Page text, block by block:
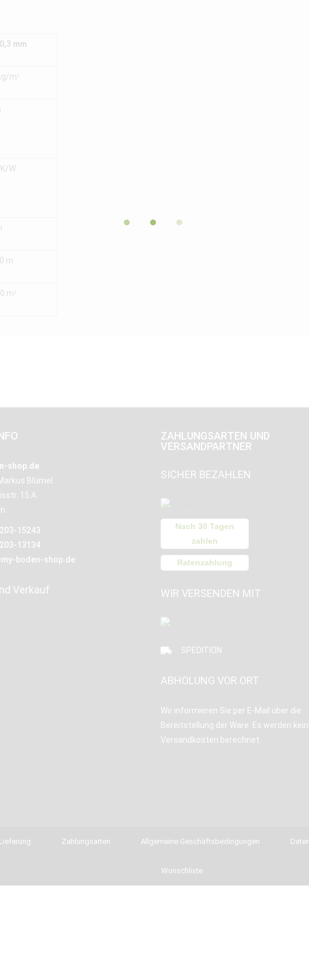
mm
m³
W
m
m²
shop.de
Blümel
15 A
15243
13134
boden-shop.de
Verkauf
ZAHLUNGSARTEN UND
VERSANDPARTNER
SICHER BEZAHLEN
Nach 30 Tagen
zahlen
Ratenzahlung
WIR VERSENDEN MIT
SPEDITION
ABHOLUNG VOR ORT
Wir informieren Sie per E-Mail über die
Bereitstellung der Ware. Es werden
Versandkosten berechnet.
Zahlungsarten Allgemeine Geschäftsbedingungen
Wunschliste